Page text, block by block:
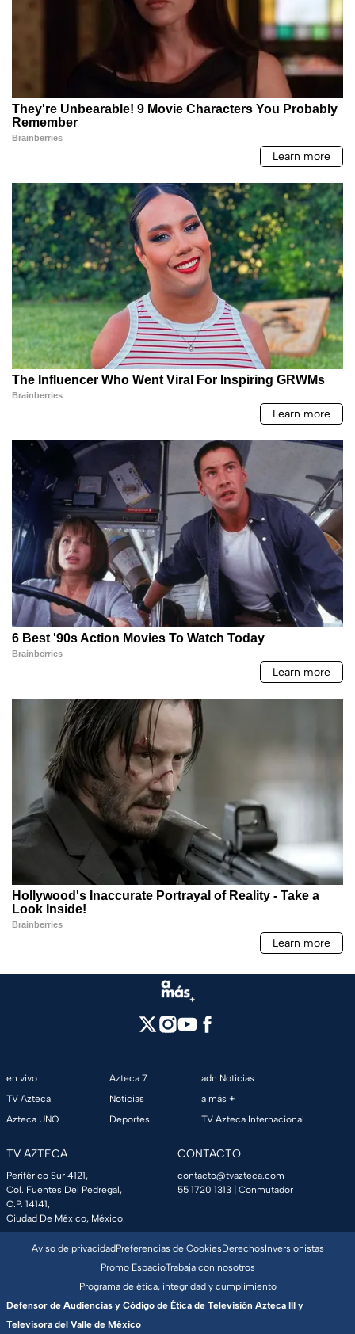
en vivo
TV Azteca
Azteca UNO
Azteca 7
Noticias
Deportes
adn Noticias
a más +
TV Azteca Internacional
TV AZTECA
Periférico Sur 4121,
Col. Fuentes Del Pedregal,
C.P. 14141,
Ciudad De México, México.
CONTACTO
contacto@tvazteca.com
55 1720 1313 | Conmutador
Aviso de privacidadPreferencias de CookiesDerechosInversionistas
Promo EspacioTrabaja con nosotros
Programa de ética, integridad y cumplimiento
Defensor de Audiencias y Código de Ética de Televisión Azteca III y
Televisora del Valle de México